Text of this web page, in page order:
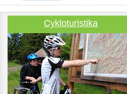
Cykloturistika